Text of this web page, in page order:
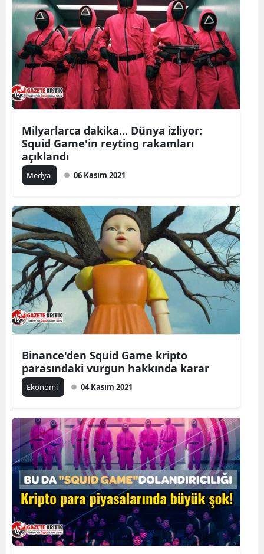
Milyarlarca dakika... Dünya izliyor:
Squid Game'in reyting rakamları
açıklandı
Medya 06 Kasım 2021
Binance'den Squid Game kripto
parasındaki vurgun hakkında karar
Ekonomi 04 Kasım 2021